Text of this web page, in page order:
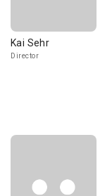
Kai Sehr
Director